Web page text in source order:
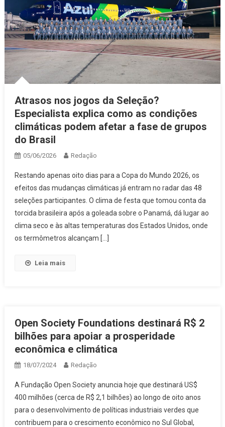
Atrasos nos jogos da Seleção?
Especialista explica como as condições
climáticas podem afetar a fase de grupos
do Brasil
05/06/2026 Redação
Restando apenas oito dias para a Copa do Mundo 2026, os
efeitos das mudanças climáticas já entram no radar das 48
seleções participantes. O clima de festa que tomou conta da
torcida brasileira após a goleada sobre o Panamá, dá lugar ao
clima seco e às altas temperaturas dos Estados Unidos, onde
os termômetros alcançam […]
Leia mais
Open Society Foundations destinará R$ 2
bilhões para apoiar a prosperidade
econômica e climática
18/07/2024 Redação
A Fundação Open Society anuncia hoje que destinará US$
400 milhões (cerca de R$ 2,1 bilhões) ao longo de oito anos
para o desenvolvimento de políticas industriais verdes que
contribuem para o crescimento econômico no Sul Global,